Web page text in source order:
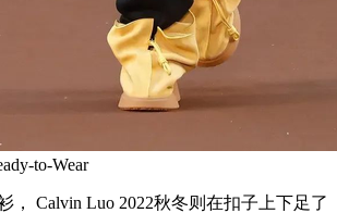
to-Wear
Calvin Luo 2022秋冬则在扣子上下足了